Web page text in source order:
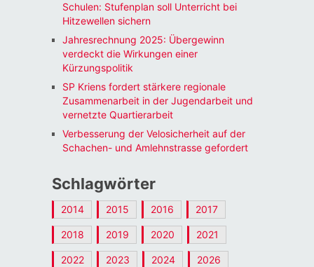
Schulen: Stufenplan soll Unterricht bei
Hitzewellen sichern
Jahresrechnung 2025: Übergewinn
verdeckt die Wirkungen einer
Kürzungspolitik
SP Kriens fordert stärkere regionale
Zusammenarbeit in der Jugendarbeit und
vernetzte Quartierarbeit
Verbesserung der Velosicherheit auf der
Schachen- und Amlehnstrasse gefordert
Schlagwörter
2014 2015 2016 2017
2018 2019 2020 2021
2022 2023 2024 2026